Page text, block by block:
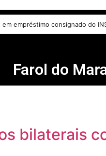
empréstimo consignado do
Farol do
bilaterais